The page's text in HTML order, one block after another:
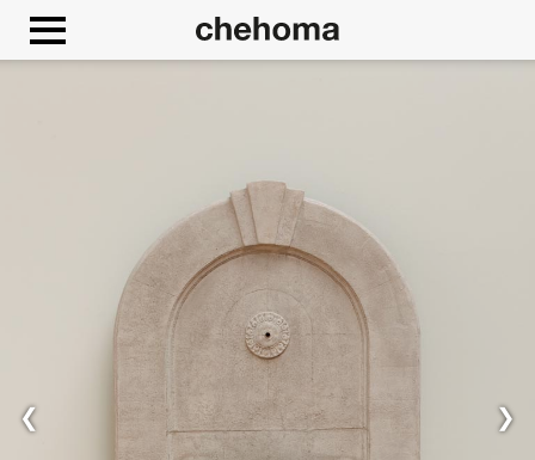
❮ ❯
Google Maps è disattivato Consenti
Cookies management panel